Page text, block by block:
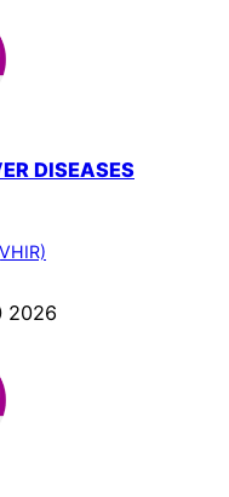
DISEASES
2026